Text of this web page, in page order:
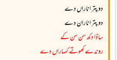
دو پتر اناراں دے
دو پتر اناران دے
ساڈا دکھ سن سن کے
روندے کھوتے کمہاراں دے